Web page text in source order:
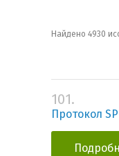
Найдено 4930
101.
Протокол